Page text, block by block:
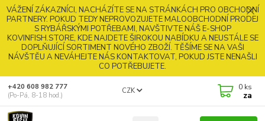
VÁŽENÍ ZÁKAZNÍCI, NACHÁZÍTE SE NA STRÁNKÁCH PRO OBCHODNÍ
PARTNERY. POKUD TEDY NEPROVOZUJETE MALOOBCHODNÍ PRODEJ
S RYBÁŘSKÝMI POTŘEBAMI, NAVŠTIVTE NÁŠ E-SHOP
KOVINFISH.STORE, KDE NAJDETE ŠIROKOU NABÍDKU A NEUSTÁLE SE
DOPLŇUJÍCÍ SORTIMENT NOVÉHO ZBOŽÍ. TĚŠÍME SE NA VAŠI
NÁVŠTĚU A NEVÁHEJTE NÁS KONTAKTOVAT, POKUD JSTE NENAŠLI
CO POTŘEBUJETE.
CZK
+420 608 982 777
(Po-Pá, 8-18 hod.)
0 ks
za